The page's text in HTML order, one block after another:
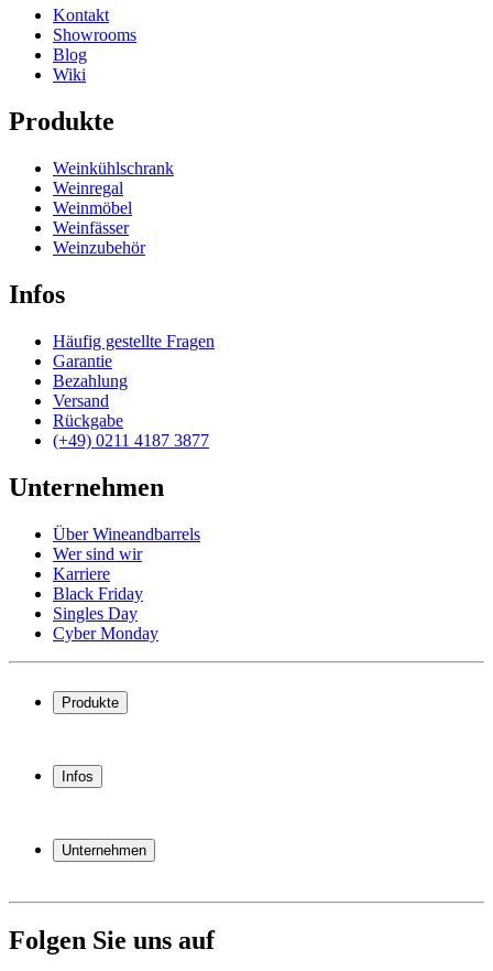
Kontakt
Showrooms
Blog
Wiki
Produkte
Weinkühlschrank
Weinregal
Weinmöbel
Weinfässer
Weinzubehör
Infos
Häufig gestellte Fragen
Garantie
Bezahlung
Versand
Rückgabe
(+49) 0211 4187 3877
Unternehmen
Über Wineandbarrels
Wer sind wir
Karriere
Black Friday
Singles Day
Cyber Monday
Produkte
Weinregal
Weinmöbel
Infos
Garantie
Bezahlung
Rückgabe
Unternehmen
Karriere
Black Friday
Folgen Sie uns auf